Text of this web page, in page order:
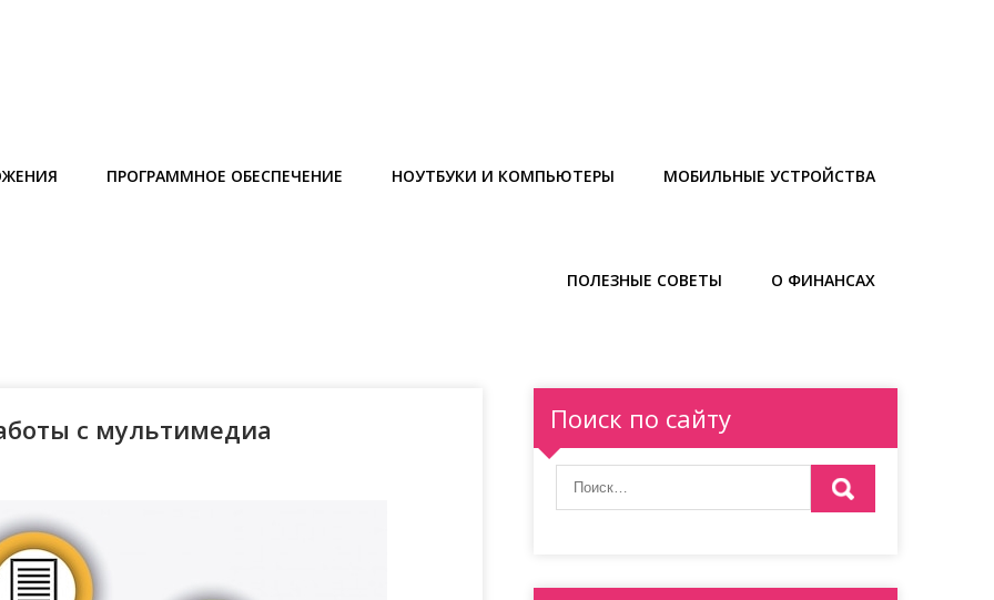
ПРОГРАММНОЕ ОБЕСПЕЧЕНИЕ НОУТБУКИ И КОМПЬЮТЕРЫ МОБИЛЬНЫЕ УСТРОЙСТВА
ПОЛЕЗНЫЕ СОВЕТЫ О ФИНАНСАХ
с мультимедиа Поиск по сайту